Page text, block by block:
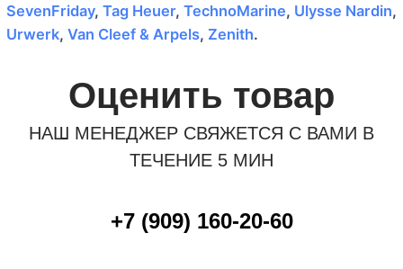
SevenFriday, Tag Heuer, TechnoMarine, Ulysse Nardin,
Urwerk, Van Cleef & Arpels, Zenith.
Оценить товар
НАШ МЕНЕДЖЕР СВЯЖЕТСЯ С ВАМИ В
ТЕЧЕНИЕ 5 МИН
+7 (909) 160-20-60